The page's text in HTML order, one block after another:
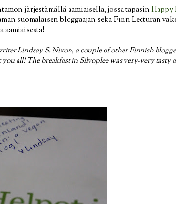
järjestämällä aamiaisella, jossa tapasinHappy
suomalaisen bloggaajan sekä Finn Lecturan
aamiaisesta!
Lindsay S. Nixon, a couple of other Finnish
all! The breakfast in Silvoplee was very-very tasty